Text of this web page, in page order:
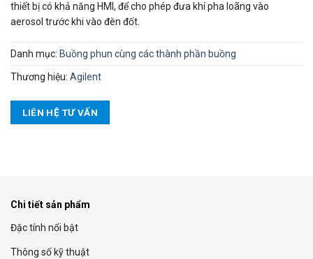
thiết bị có khả năng HMI, để cho phép đưa khí pha loãng vào
aerosol trước khi vào đèn đốt.
Danh mục: Buồng phun cùng các thành phần buồng
Thương hiệu: Agilent
LIÊN HỆ TƯ VẤN
Chi tiết sản phẩm
Đặc tính nổi bật
Thông số kỹ thuật